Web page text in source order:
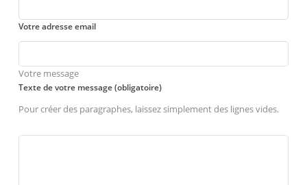
Votre adresse email
Votre message
Texte de votre message (obligatoire)
Pour créer des paragraphes, laissez simplement des lignes vides.